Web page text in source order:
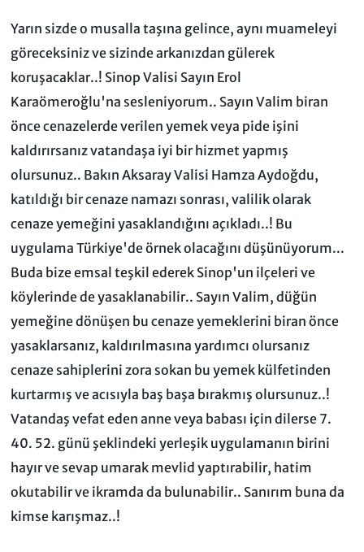
Yarın sizde o musalla taşına gelince, aynı muameleyi
göreceksiniz ve sizinde arkanızdan gülerek
koruşacaklar..! Sinop Valisi Sayın Erol
Karaömeroğlu'na sesleniyorum.. Sayın Valim biran
önce cenazelerde verilen yemek veya pide işini
kaldırırsanız vatandaşa iyi bir hizmet yapmış
olursunuz.. Bakın Aksaray Valisi Hamza Aydoğdu,
katıldığı bir cenaze namazı sonrası, valilik olarak
cenaze yemeğini yasaklandığını açıkladı..! Bu
uygulama Türkiye'de örnek olacağını düşünüyorum...
Buda bize emsal teşkil ederek Sinop'un ilçeleri ve
köylerinde de yasaklanabilir.. Sayın Valim, düğün
yemeğine dönüşen bu cenaze yemeklerini biran önce
yasaklarsanız, kaldırılmasına yardımcı olursanız
cenaze sahiplerini zora sokan bu yemek külfetinden
kurtarmış ve acısıyla baş başa bırakmış olursunuz..!
Vatandaş vefat eden anne veya babası için dilerse 7.
40. 52. günü şeklindeki yerleşik uygulamanın birini
hayır ve sevap umarak mevlid yaptırabilir, hatim
okutabilir ve ikramda da bulunabilir.. Sanırım buna da
kimse karışmaz..!